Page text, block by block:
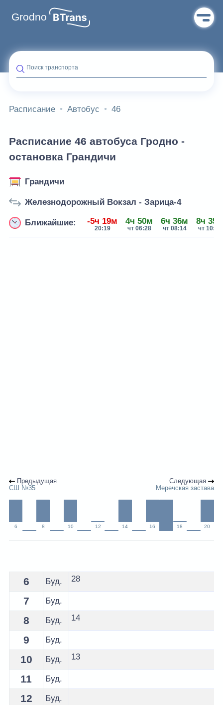
Grodno
Поиск транспорта
Расписание Автобус 46
Расписание 46 автобуса Гродно -
остановка Грандичи
Грандичи
Железнодорожный Вокзал - Зарица-4
Ближайшие: -5ч 19м
20:19
4ч 50м
чт 06:28
6ч 36м
чт 08:14
8ч 35м
чт 10:13
Предыдущая
СШ №35
Следующая
Меречская застава
6 8 10 12 14 16 18 20
Расписание 46 автобуса Гродно - остановка Грандичи
6 Буд. 28
7 Буд.
8 Буд. 14
9 Буд.
10 Буд. 13
11 Буд.
12 Буд.